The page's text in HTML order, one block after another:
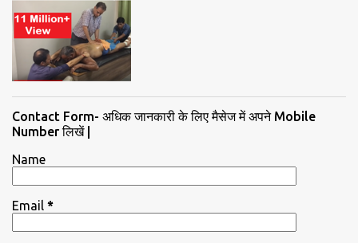
Contact Form- अधिक जानकारी के लिए मैसेज में अपने Mobile
Number लिखें |
Name
Email *